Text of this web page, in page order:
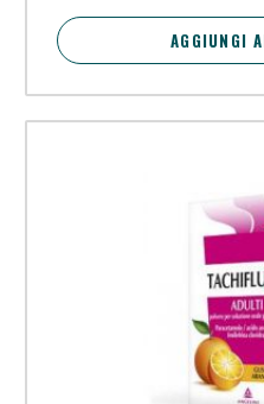
AGGIUNGI
Benessere Intestinale: